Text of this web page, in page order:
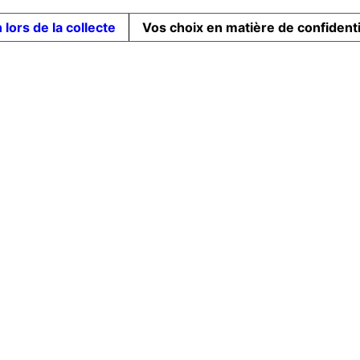
lors de la collecte Vos choix en matière de